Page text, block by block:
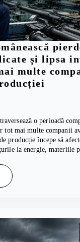
și lipsa
multe
o perioadă
tot mai multe companii
producție începe să
la energie, materiile